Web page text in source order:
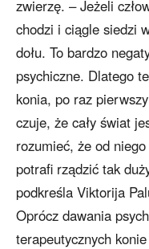
zwierzę. – Jeżeli
chodzi i ciągle siedzi
dołu. To bardzo
psychiczne. Dlatego
konia, po raz
czuje, że cały świat
rozumieć, że od
potrafi rządzić tak
podkreśla Viktorija
Oprócz dawania
terapeutycznych